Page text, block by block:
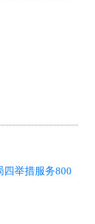
四举措服务800